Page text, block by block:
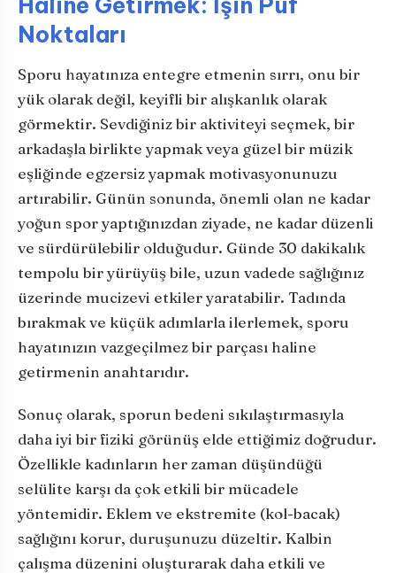
Noktaları
Sporu hayatınıza entegre etmenin sırrı, onu bir
yük olarak değil, keyifli bir alışkanlık olarak
görmektir. Sevdiğiniz bir aktiviteyi seçmek, bir
arkadaşla birlikte yapmak veya güzel bir müzik
eşliğinde egzersiz yapmak motivasyonunuzu
artırabilir. Günün sonunda, önemli olan ne kadar
yoğun spor yaptığınızdan ziyade, ne kadar düzenli
ve sürdürülebilir olduğudur. Günde 30 dakikalık
tempolu bir yürüyüş bile, uzun vadede sağlığınız
üzerinde mucizevi etkiler yaratabilir. Tadında
bırakmak ve küçük adımlarla ilerlemek, sporu
hayatınızın vazgeçilmez bir parçası haline
getirmenin anahtarıdır.
Sonuç olarak, sporun bedeni sıkılaştırmasıyla
daha iyi bir fiziki görünüş elde ettiğimiz doğrudur.
Özellikle kadınların her zaman düşündüğü
selülite karşı da çok etkili bir mücadele
yöntemidir. Eklem ve ekstremite (kol-bacak)
sağlığını korur, duruşunuzu düzeltir. Kalbin
çalışma düzenini oluşturarak daha etkili ve